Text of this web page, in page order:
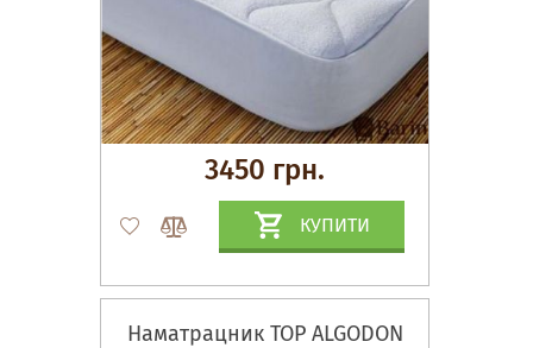
3450 грн.
КУПИТИ
Наматрацник ТОР ALGODON